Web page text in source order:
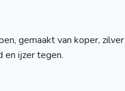
gemaakt van koper,
en ijzer tegen.